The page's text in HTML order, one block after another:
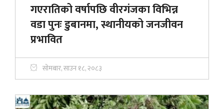
गएरातिको वर्षापछि वीरगंजका विभिन्न
वडा पुनः डुबानमा, स्थानीयको जनजीवन
प्रभावित
सोमबार, साउन १८, २०८३